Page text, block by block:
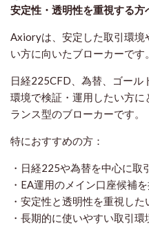
安定性・透明性を重視する方
Axioryは、安定した取引環境
い方に向いたブローカーです。
日経225CFD、為替、ゴール
環境で検証・運用したい方
ランス型のブローカーです。
特におすすめの方：
・日経225や為替を中心に取
・EA運用のメイン口座候補
・安定性と透明性を重視した
・長期的に使いやすい取引